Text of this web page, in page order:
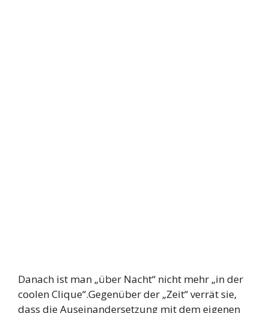
Danach ist man „über Nacht“ nicht mehr „in der
coolen Clique“.Gegenüber der „Zeit“ verrät sie,
dass die Auseinandersetzung mit dem eigenen